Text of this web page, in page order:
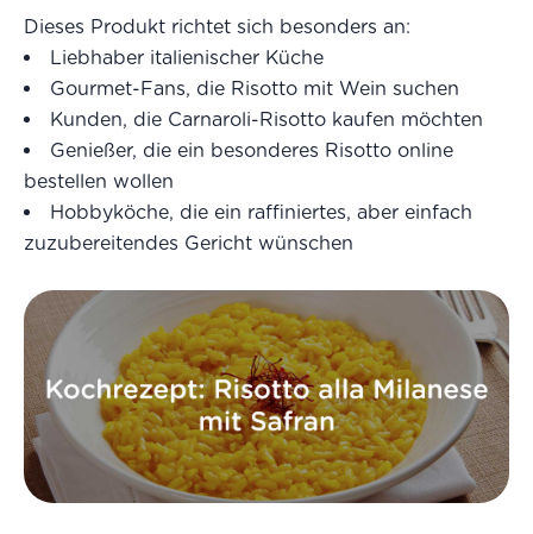
Dieses Produkt richtet sich besonders an:
Liebhaber italienischer Küche
Gourmet-Fans, die Risotto mit Wein suchen
Kunden, die Carnaroli-Risotto kaufen möchten
Genießer, die ein besonderes Risotto online
bestellen wollen
Hobbyköche, die ein raffiniertes, aber einfach
zuzubereitendes Gericht wünschen